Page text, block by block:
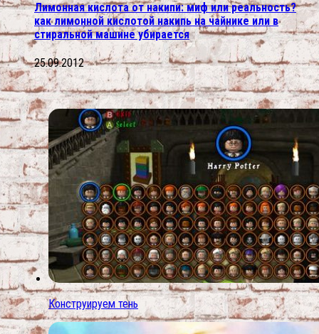
Лимонная кислота от накипи: миф или реальность?
как лимонной кислотой накипь на чайнике или в
стиральной машине убирается
25.09.2012
Конструируем тень